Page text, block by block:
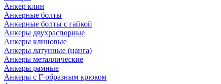
Анкер клин
Анкерные болты
Анкерные болты с гайкой
Анкеры двухраспорные
Анкеры клиновые
Анкеры латунные (цанга)
Анкеры металлические
Анкеры рамные
Анкеры с Г-образным крюком